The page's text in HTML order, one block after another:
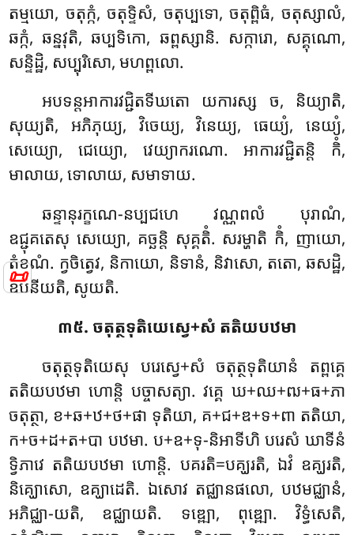
📜
តម្មយោ, ចតុក្កំ, ចតុទ្ទិសំ, ចតុប្បទោ, ចតុព្ពិធំ, ចតុស្សាលំ,
ឆក្កំ, ឆន្នវុតិ, ឆប្បទិកោ, ឆព្ពស្សានិ. សក្ការោ, សគ្គុណោ,
សន្ទិដ្ឋិ, សប្បុរិសោ, មហព្ពលោ.
អបទន្តអាការវជ្ជិតទីឃតោ យការស្ស ច, និយ្យាតិ,
សុយ្យតិ, អភិភុយ្យ, វិចេយ្យ, វិនេយ្យ, ធេយ្យំ, នេយ្យំ,
សេយ្យោ, ជេយ្យោ, វេយ្យាករណោ. អាការវជ្ជិតន្តិ កិំ,
មាលាយ, ទោលាយ, សមាទាយ.
ឆន្ទានុរក្ខណេ-នប្បជហេ វណ្ណពលំ បុរាណំ,
ឧជ្ជុគតេសុ សេយ្យោ, គច្ឆន្តិ សុគ្គតិំ. សរម្ហាតិ កិំ, ញាយោ,
តំខណំ. ក្វចិត្វេវ, និកាយោ, និទានំ, និវាសោ, តតោ, ឆសដ្ឋិ,
ឧបនីយតិ, សូយតិ.
៣៥. ចតុត្ថទុតិយេស្វេ+សំ តតិយបឋមា
ចតុត្ថទុតិយេសុ បរេស្វេ+សំ ចតុត្ថទុតិយានំ តព្ពគ្គេ
តតិយបឋមា ហោន្តិ បច្ចាសត្យា. វគ្គេ ឃ+ឈ+ឍ+ធ+ភា
ចតុត្ថា, ខ+ឆ+ឋ+ថ+ផា ទុតិយា, គ+ជ+ឌ+ទ+ពា តតិយា,
ក+ច+ដ+ត+បា បឋមា. ប+ឧ+ទុ-និអាទីហិ បរេសំ ឃាទីនំ
ទ្វិភាវេ តតិយបឋមា ហោន្តិ. បគរតិ=បគ្ឃរតិ, ឯវំ ឧគ្ឃរតិ,
និគ្ឃោសោ, ឧគ្ឃាដេតិ. ឯសោវ តជ្ឈានផលោ, បឋមជ្ឈានំ,
អភិជ្ឈា-យតិ, ឧជ្ឈាយតិ. ទឌ្ឍោ, ពុឌ្ឍោ. វិទ្ធំសេតិ,